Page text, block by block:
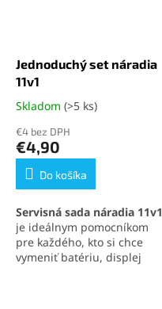
Jednoduchý set náradia
11v1
Priemerné
produktu
je
5,0
hviezdičiek.
Skladom (>5 ks)
€4 bez DPH
€4,90
Do košíka
Servisná sada náradia 11v1
je ideálnym pomocníkom
pre každého, kto si chce
vymeniť batériu, displej